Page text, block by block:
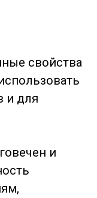
свойства
и для
и